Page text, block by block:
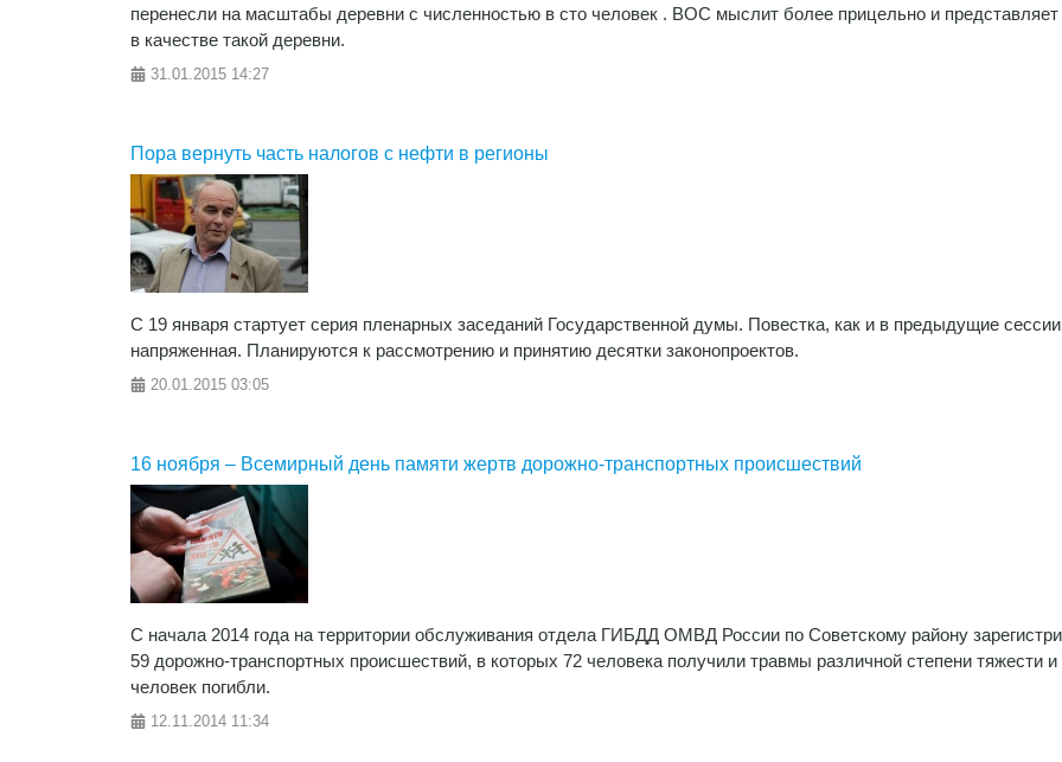
перенесли на масштабы деревни с численностью в сто человек . ВОС мыслит более прицельно и
в качестве такой деревни.
31.01.2015 14:27
Пора вернуть часть налогов с нефти в регионы
С 19 января стартует серия пленарных заседаний Государственной думы. Повестка, как и в предыдущие
напряженная. Планируются к рассмотрению и принятию десятки законопроектов.
20.01.2015 03:05
16 ноября – Всемирный день памяти жертв дорожно-транспортных происшествий
С начала 2014 года на территории обслуживания отдела ГИБДД ОМВД России по Советскому району
59 дорожно-транспортных происшествий, в которых 72 человека получили травмы различной степени тяжести и
человек погибли.
12.11.2014 11:34